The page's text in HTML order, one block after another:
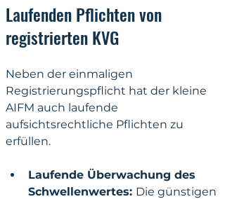
Laufenden Pflichten von
registrierten KVG
Neben der einmaligen
Registrierungspflicht hat der kleine
AIFM auch laufende
aufsichtsrechtliche Pflichten zu
erfüllen.
Laufende Überwachung des
Schwellenwertes: Die günstigen